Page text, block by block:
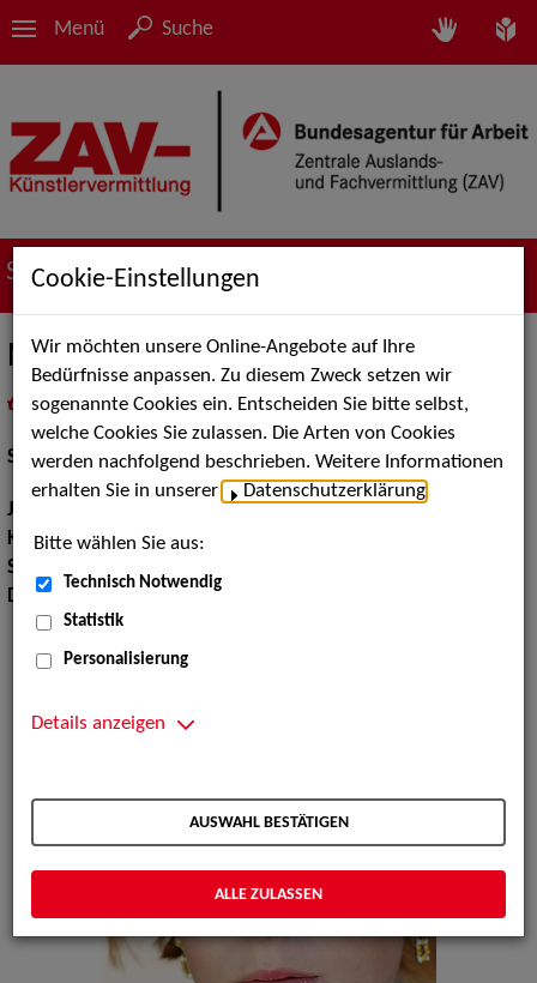
Menü Suche
Suche nach Künstler*innen
Nancy Spiller
als PDF speichern
inMeine Merklistelegen
Schauspiel:Bühne
Jahrgang:
Körpergröße:164 cm
Sprachen:
Dialekte:
Berlinerisch, Sächsisch
Cookie-Einstellungen
Wir möchten unsere Online-Angebote auf Ihre
Bedürfnisse anpassen. Zu diesem Zweck setzen wir
sogenannte Cookies ein. Entscheiden Sie bitte selbst,
welche Cookies Sie zulassen. Die Arten von Cookies
werden nachfolgend beschrieben. Weitere Informationen
erhalten Sie in unserer
Datenschutzerklärung
Bitte wählen Sie aus:
Technisch Notwendig
Statistik
Personalisierung
Details anzeigen
AUSWAHL BESTÄTIGEN
ALLE ZULASSEN